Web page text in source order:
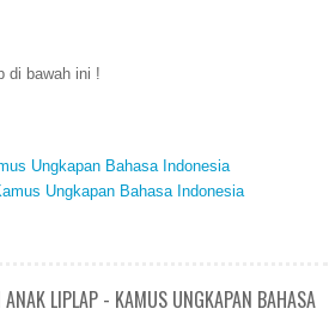
di bawah ini !
Ungkapan Bahasa Indonesia
Ungkapan Bahasa Indonesia
LIPLAP - KAMUS UNGKAPAN BAHASA